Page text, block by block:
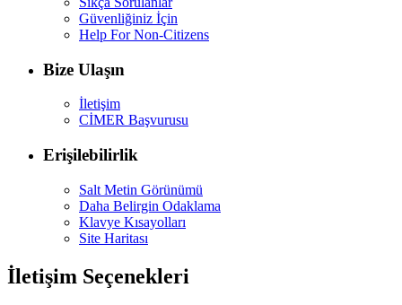
Güvenliğiniz İçin
Help For Non-Citizens
Bize Ulaşın
İletişim
CİMER Başvurusu
Erişilebilirlik
Salt Metin Görünümü
Daha Belirgin Odaklama
Klavye Kısayolları
Site Haritası
İletişim Seçenekleri